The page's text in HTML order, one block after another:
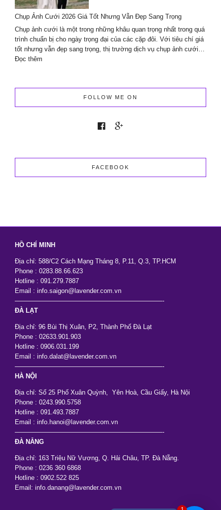
planner
&
Events
Chụp Ảnh Cưới 2026 Giá Tốt Nhưng Vẫn Đẹp Sang Trọng
Chụp ảnh cưới là một trong những khâu quan trọng nhất trong quá
trình chuẩn bị cho ngày trọng đại của các cặp đôi. Với tiêu chí giá
tốt nhưng vẫn đẹp sang trọng, thị trường dịch vụ chụp ảnh cưới…
Đọc thêm
Cưới
Giá
Sang
FOLLOW ME ON
FACEBOOK
HỒ CHÍ MINH
Địa chỉ: 588/C2 Cách Mạng Tháng 8, P.11, Q.3, TP.HCM
Phone : 0283.88.66.623
Hotline : 091.279.7887
Email : info.saigon@lavender.com.vn
———————————————————————-
ĐÀ LẠT
Địa chỉ: 96 Bùi Thị Xuân, P2, Thành Phố Đà Lạt
Phone : 02633.901.903
Hotline : 0906.031.199
Email : info.dalat@lavender.com.vn
———————————————————————-
HÀ NỘI
Địa chỉ: Số 25 Phố Xuân Quỳnh, Yên Hoà, Cầu Giấy, Hà Nội
Phone : 0243.990.5758
Hotline : 091.493.7887
Email : info.hanoi@lavender.com.vn
———————————————————————-
ĐÀ NẴNG
Địa chỉ: 163 Triệu Nữ Vương, Q. Hải Châu, TP. Đà Nẵng.
Phone : 0236 360 6868
Hotline : 0902.522 825
Email: info.danang@lavender.com.vn